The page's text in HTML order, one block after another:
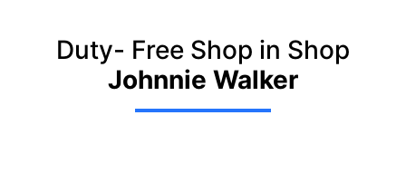
Duty- Free Shop in Shop
Johnnie Walker